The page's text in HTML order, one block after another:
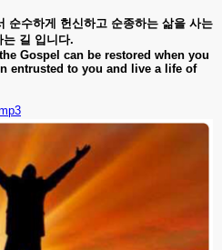
순수하게 헌신하고 순종하는 삶을 사는
는 길 입니다.
Gospel can be restored when you
entrusted to you and live a life of